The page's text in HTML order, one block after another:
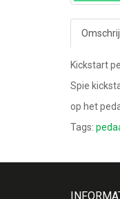
Kickstart
Spie
op het
Tags: